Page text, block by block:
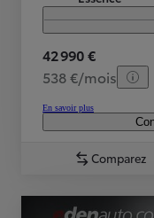
42 990 €
538 €/mois
En savoir plus
Comparez